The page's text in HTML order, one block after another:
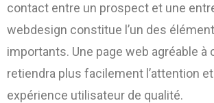
contact entre un prospect et une
webdesign constitue l’un des
importants. Une page web agréable à
retiendra plus facilement l’attention
expérience utilisateur de qualité.